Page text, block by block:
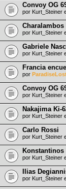
Convoy OG
por Kurt_Steiner
por Kurt_Steiner
Gabriele
por Kurt_Steiner
Francia
por
Convoy OG
por Kurt_Steiner
Nakajima Ki-
por Kurt_Steiner
Carlo Rossi
por Kurt_Steiner
Konstantinos
por Kurt_Steiner
Ilias
por Kurt_Steiner